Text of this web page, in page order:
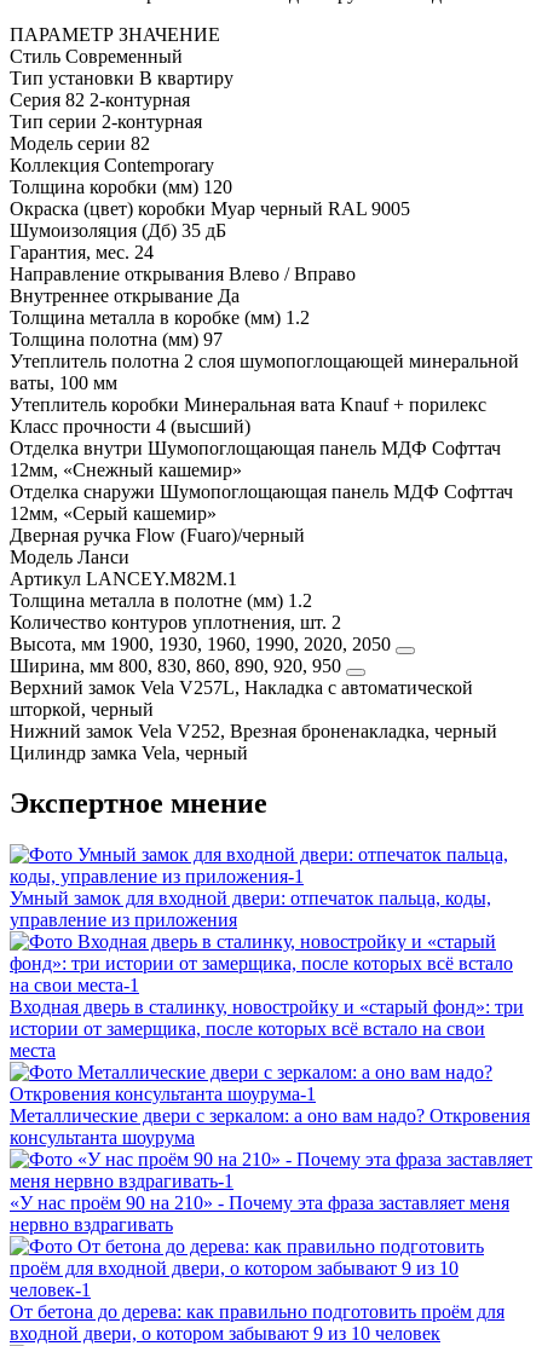
ПАРАМЕТР ЗНАЧЕНИЕ
Стиль Современный
Тип установки В квартиру
Серия 82 2-контурная
Тип серии 2-контурная
Модель серии 82
Коллекция Contemporary
Толщина коробки (мм) 120
Окраска (цвет) коробки Муар черный RAL 9005
Шумоизоляция (Дб) 35 дБ
Гарантия, мес. 24
Направление открывания Влево / Вправо
Внутреннее открывание Да
Толщина металла в коробке (мм) 1.2
Толщина полотна (мм) 97
Утеплитель полотна 2 слоя шумопоглощающей минеральной
ваты, 100 мм
Утеплитель коробки Минеральная вата Knauf + порилекс
Класс прочности 4 (высший)
Отделка внутри Шумопоглощающая панель МДФ Софттач
12мм, «Снежный кашемир»
Отделка снаружи Шумопоглощающая панель МДФ Софттач
12мм, «Серый кашемир»
Дверная ручка Flow (Fuaro)/черный
Модель Ланси
Артикул LANCEY.M82M.1
Толщина металла в полотне (мм) 1.2
Количество контуров уплотнения, шт. 2
Высота, мм 1900, 1930, 1960, 1990, 2020, 2050
Ширина, мм 800, 830, 860, 890, 920, 950
Верхний замок Vela V257L, Накладка с автоматической
шторкой, черный
Нижний замок Vela V252, Врезная броненакладка, черный
Цилиндр замка Vela, черный
Экспертное мнение
Умный замок для входной двери: отпечаток пальца, коды,
управление из приложения
Входная дверь в сталинку, новостройку и «старый фонд»: три
истории от замерщика, после которых всё встало на свои
места
Металлические двери с зеркалом: а оно вам надо? Откровения
консультанта шоурума
«У нас проём 90 на 210» - Почему эта фраза заставляет меня
нервно вздрагивать
От бетона до дерева: как правильно подготовить проём для
входной двери, о котором забывают 9 из 10 человек